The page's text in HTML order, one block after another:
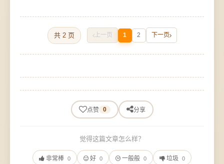
共 2 页 上一页 1 2 下一页
点赞 0 分享
觉得这篇文章怎么样？
非常棒 0 好 0 一般般 0 垃圾 0